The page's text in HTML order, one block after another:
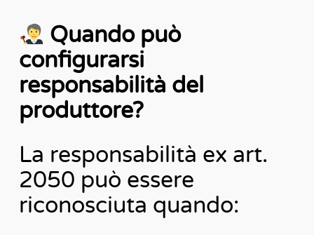
Quando può
configurarsi
responsabilità del
produttore?
La responsabilità ex art.
2050 può essere
riconosciuta quando: